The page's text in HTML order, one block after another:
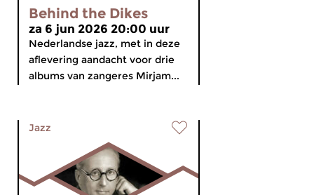
Behind the Dikes
za 6 jun 2026 20:00 uur
Nederlandse jazz, met in deze
aflevering aandacht voor drie
albums van zangeres Mirjam...
Jazz